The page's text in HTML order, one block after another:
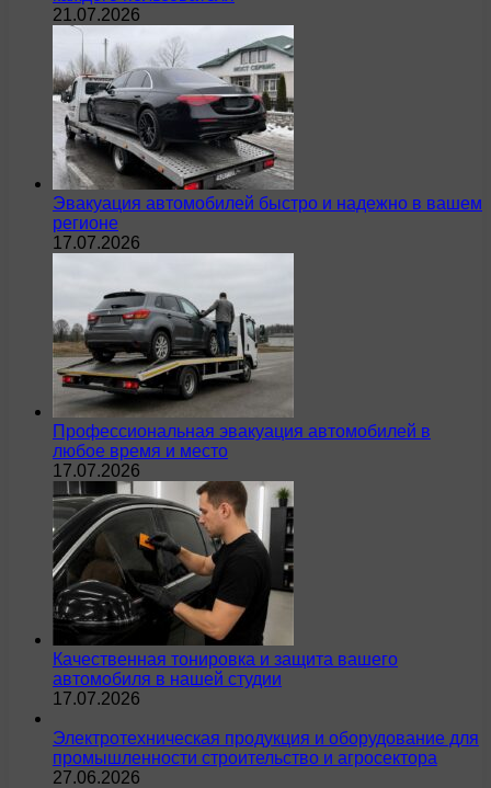
21.07.2026
Эвакуация автомобилей быстро и надежно в вашем
регионе
17.07.2026
Профессиональная эвакуация автомобилей в
любое время и место
17.07.2026
Качественная тонировка и защита вашего
автомобиля в нашей студии
17.07.2026
Электротехническая продукция и оборудование для
промышленности строительство и агросектора
27.06.2026